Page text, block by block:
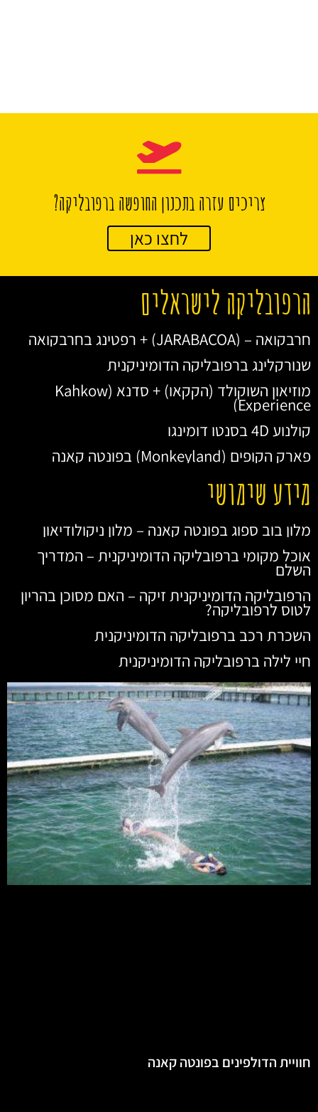
צריכים עזרה בתכנון החופשה ברפובליקה?
לחצו כאן
הרפובליקה לישראלים
חרבקואה – (JARABACOA) + רפטינג בחרבקואה
שנורקלינג ברפובליקה הדומיניקנית
מוזיאון השוקולד (הקקאו) + סדנא (Kahkow
Experience)
קולנוע 4D בסנטו דומינגו
פארק הקופים (Monkeyland) בפונטה קאנה
מידע שימושי
מלון בוב ספוג בפונטה קאנה – מלון ניקולודיאון
אוכל מקומי ברפובליקה הדומיניקנית – המדריך
השלם
הרפובליקה הדומיניקנית זיקה – האם מסוכן בהריון
לטוס לרפובליקה?
השכרת רכב ברפובליקה הדומיניקנית
חיי לילה ברפובליקה הדומיניקנית
חוויית הדולפינים בפונטה קאנה